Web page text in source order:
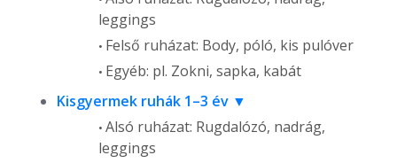
leggings
Felső ruházat: Body, póló, kis pulóver
Egyéb: pl. Zokni, sapka, kabát
Kisgyermek ruhák 1–3 év
Alsó ruházat: Rugdalózó, nadrág,
leggings